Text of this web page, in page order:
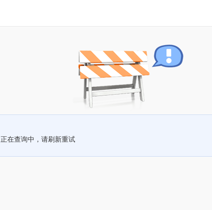
正在查询中，请刷新重试